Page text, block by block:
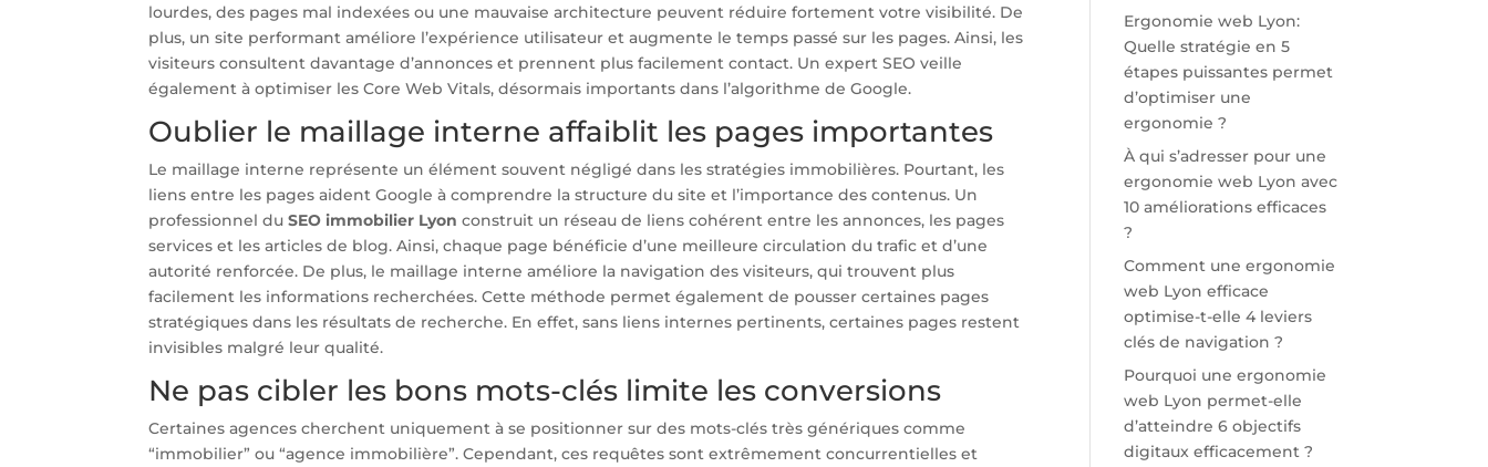
lourdes, des pages mal indexées ou une mauvaise architecture peuvent réduire fortement votre visibilité. De
plus, un site performant améliore l’expérience utilisateur et augmente le temps passé sur les pages. Ainsi, les
visiteurs consultent davantage d’annonces et prennent plus facilement contact. Un expert SEO veille
également à optimiser les Core Web Vitals, désormais importants dans l’algorithme de Google.
Oublier le maillage interne affaiblit les pages importantes
Le maillage interne représente un élément souvent négligé dans les stratégies immobilières. Pourtant, les
liens entre les pages aident Google à comprendre la structure du site et l’importance des contenus. Un
professionnel duSEO immobilier Lyon construit un réseau de liens cohérent entre les annonces, les pages
services et les articles de blog. Ainsi, chaque page bénéficie d’une meilleure circulation du trafic et d’une
autorité renforcée. De plus, le maillage interne améliore la navigation des visiteurs, qui trouvent plus
facilement les informations recherchées. Cette méthode permet également de pousser certaines pages
stratégiques dans les résultats de recherche. En effet, sans liens internes pertinents, certaines pages restent
invisibles malgré leur qualité.
Ne pas cibler les bons mots-clés limite les conversions
Certaines agences cherchent uniquement à se positionner sur des mots-clés très génériques comme
“immobilier” ou “agence immobilière”. Cependant, ces requêtes sont extrêmement concurrentielles et
Ergonomie web Lyon:
Quelle stratégie en 5
étapes puissantes permet
d’optimiser une
ergonomie ?
À qui s’adresser pour une
ergonomie web Lyon avec
10 améliorations efficaces
?
Comment une ergonomie
web Lyon efficace
optimise-t-elle 4 leviers
clés de navigation ?
Pourquoi une ergonomie
web Lyon permet-elle
d’atteindre 6 objectifs
digitaux efficacement ?